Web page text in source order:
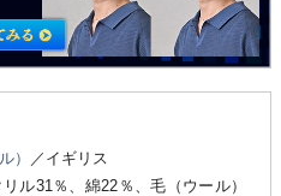
）
／イギリス
ル31％、綿22％、毛（ウール）